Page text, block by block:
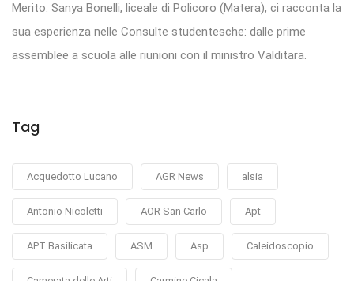
Merito. Sanya Bonelli, liceale di Policoro (Matera), ci racconta la
sua esperienza nelle Consulte studentesche: dalle prime
assemblee a scuola alle riunioni con il ministro Valditara.
Tag
Acquedotto Lucano AGR News alsia
Antonio Nicoletti AOR San Carlo Apt
APT Basilicata ASM Asp Caleidoscopio